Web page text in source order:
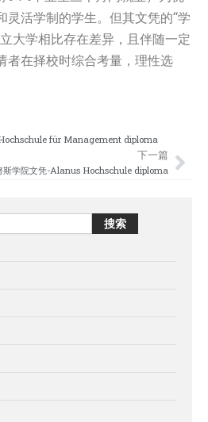
灵活学制的学生。但其文凭的“学
大学相比存在差异，且伴随一定
者在择校时综合考量，理性选
für Management diploma
下一篇
斯学院文凭-Alanus Hochschule diploma
搜索